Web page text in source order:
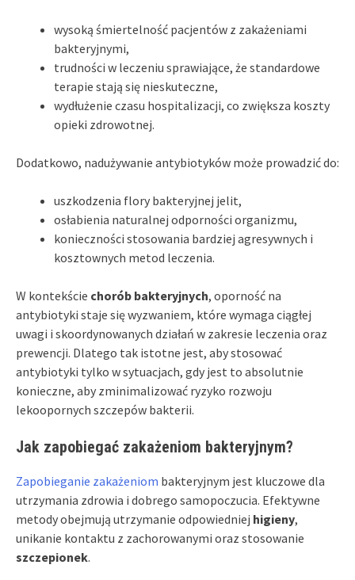
wysoką śmiertelność pacjentów z zakażeniami
bakteryjnymi,
trudności w leczeniu sprawiające, że standardowe
terapie stają się nieskuteczne,
wydłużenie czasu hospitalizacji, co zwiększa koszty
opieki zdrowotnej.
Dodatkowo, nadużywanie antybiotyków może prowadzić do:
uszkodzenia flory bakteryjnej jelit,
osłabienia naturalnej odporności organizmu,
konieczności stosowania bardziej agresywnych i
kosztownych metod leczenia.
W kontekście chorób bakteryjnych, oporność na
antybiotyki staje się wyzwaniem, które wymaga ciągłej
uwagi i skoordynowanych działań w zakresie leczenia oraz
prewencji. Dlatego tak istotne jest, aby stosować
antybiotyki tylko w sytuacjach, gdy jest to absolutnie
konieczne, aby zminimalizować ryzyko rozwoju
lekoopornych szczepów bakterii.
Jak zapobiegać zakażeniom bakteryjnym?
Zapobieganie zakażeniom bakteryjnym jest kluczowe dla
utrzymania zdrowia i dobrego samopoczucia. Efektywne
metody obejmują utrzymanie odpowiedniej higieny,
unikanie kontaktu z zachorowanymi oraz stosowanie
szczepionek.